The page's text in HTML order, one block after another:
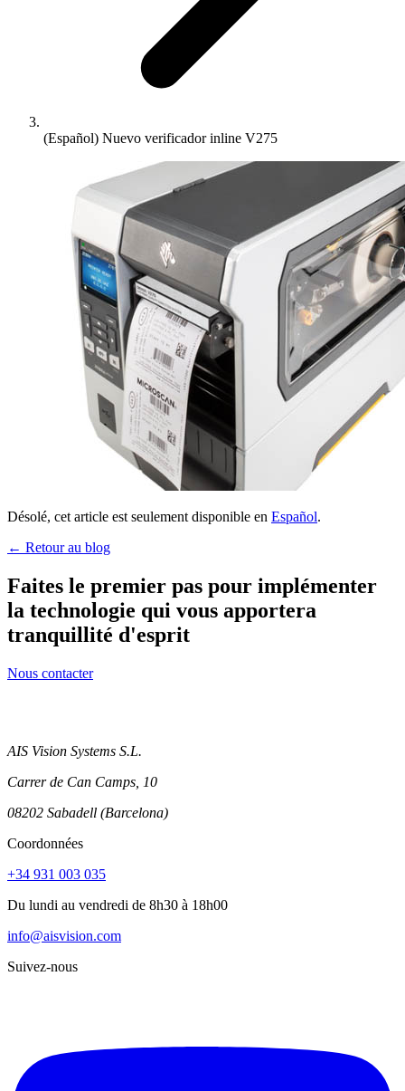
(Español) Nuevo verificador inline V275
Désolé, cet article est seulement disponible en Español.
← Retour au blog
Faites le premier pas pour implémenter
la technologie qui vous apportera
tranquillité d'esprit
Nous contacter
AIS Vision Systems S.L.
Carrer de Can Camps, 10
08202 Sabadell (Barcelona)
Coordonnées
+34 931 003 035
Du lundi au vendredi de 8h30 à 18h00
info@aisvision.com
Suivez-nous